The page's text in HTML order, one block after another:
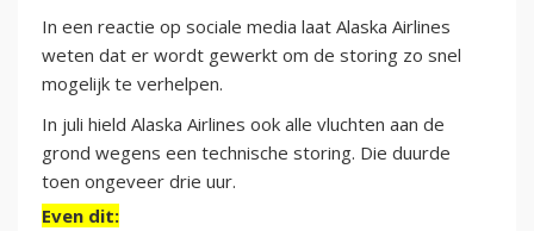
In een reactie op sociale media laat Alaska Airlines
weten dat er wordt gewerkt om de storing zo snel
mogelijk te verhelpen.
In juli hield Alaska Airlines ook alle vluchten aan de
grond wegens een technische storing. Die duurde
toen ongeveer drie uur.
Even dit: